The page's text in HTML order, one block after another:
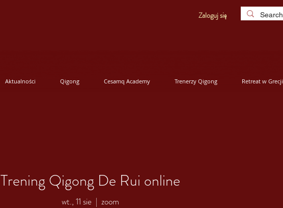
Zaloguj się
Aktualności Qigong Cesamq Academy Trenerzy Qigong Retreat w Grecji
Trening Qigong De Rui online
wt., 11 sie
  |
zoom